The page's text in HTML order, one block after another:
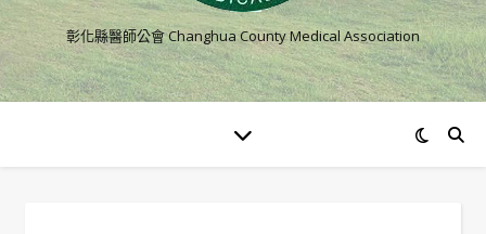
彰化縣醫師公會 Changhua County Medical Association